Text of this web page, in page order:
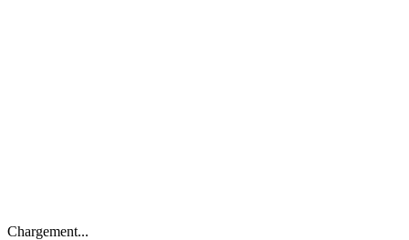
Chargement...